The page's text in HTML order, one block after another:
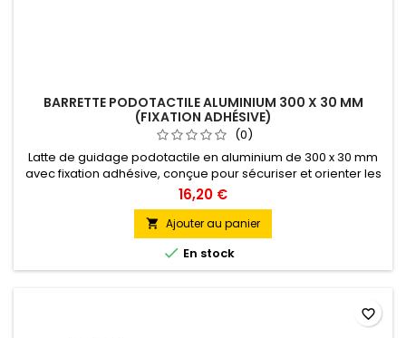
BARRETTE PODOTACTILE ALUMINIUM 300 X 30 MM
(FIXATION ADHÉSIVE)
(0)
Latte de guidage podotactile en aluminium de 300 x 30 mm
avec fixation adhésive, conçue pour sécuriser et orienter les
personnes déficientes visuelles dans les lieux publics. Simple
à poser, résistante et conforme aux normes d’accessibilité.
16,20 €
 Ajouter au panier
 En stock
favorite_border